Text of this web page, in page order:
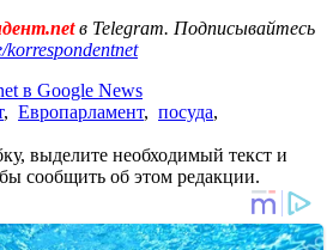
в Telegram. Подписывайтесь
korrespondentnet
в Google News
, Европарламент, посуда,
выделите необходимый текст и
сообщить об этом редакции.